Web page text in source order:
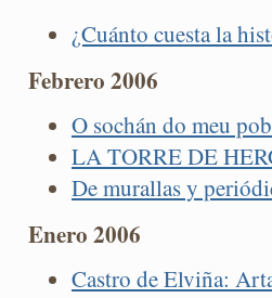
¿Cuánto cuesta la
Febrero 2006
O sochán do meu
LA TORRE DE
De murallas y
Enero 2006
Castro de Elviña: